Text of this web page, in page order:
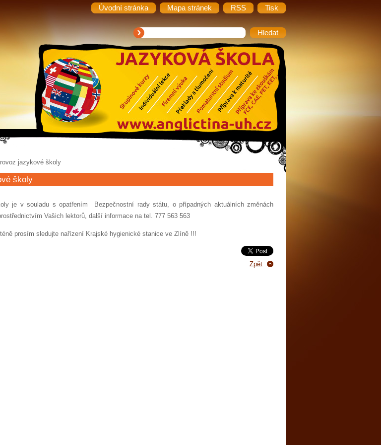
Úvodní stránka Mapa stránek RSS Tisk
jazykové školy
školy
je v souladu s opatřením Bezpečnostní rady státu, o případných aktuálních změnách
Vašich lektorů, další informace na tel. 777 563 563
prosím sledujte nařízení Krajské hygienické stanice ve Zlíně !!!
Zpět